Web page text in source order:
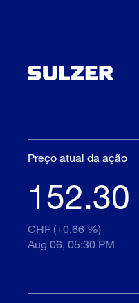
Preço atual da ação
152.30
CHF (+0.66 %)
Aug 06, 05:30 PM